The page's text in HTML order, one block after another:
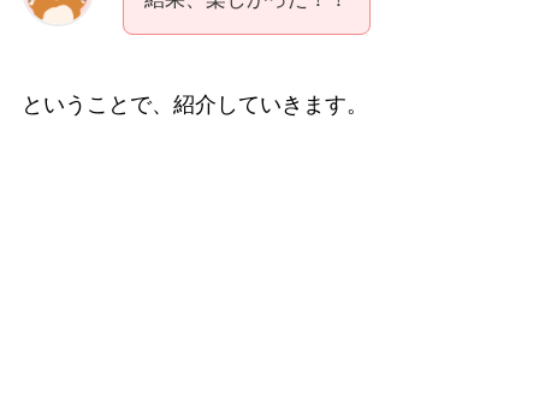
ということで、紹介していきます。